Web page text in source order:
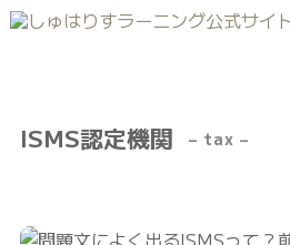
ISMS認定機関 – tax –